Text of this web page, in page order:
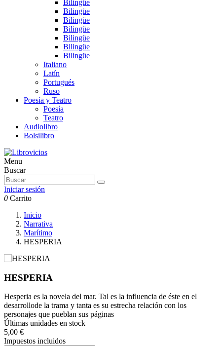
Bilingüe
Bilingüe
Bilingüe
Bilingüe
Bilingüe
Bilingüe
Bilingüe
Italiano
Latín
Portugués
Ruso
Poesía y Teatro
Poesía
Teatro
Audiolibro
Bolsilibro
Menu
Buscar
Iniciar sesión
0 Carrito
Inicio
Narrativa
Marítimo
HESPERIA
HESPERIA
Hesperia es la novela del mar. Tal es la influencia de éste en el
desarrollode la trama y tanta es su estrecha relación con los
personajes que pueblan sus páginas
Últimas unidades en stock
5,00 €
Impuestos incluidos